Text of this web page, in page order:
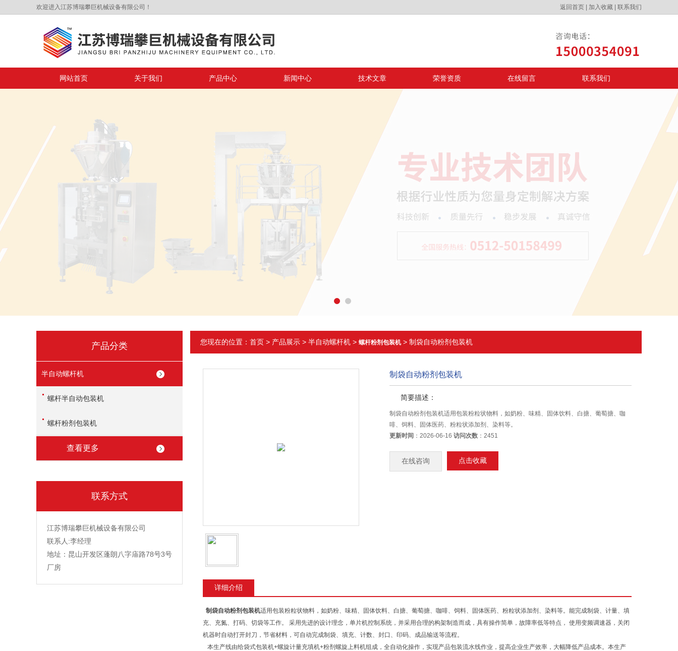
欢迎进入江苏博瑞攀巨机械设备有限公司！ 返回首页 加入收藏 联系我们
网站首页 关于我们 产品中心 新闻中心 技术文章 荣誉资质 在线留言 联系我们
产品分类
半自动螺杆机
螺杆半自动包装机
螺杆粉剂包装机
查看更多
联系方式
江苏博瑞攀巨机械设备有限公司
联系人:李经理
地址：昆山开发区蓬朗八字庙路78号3号
厂房
您现在的位置： 首页 > 产品展示 > 半自动螺杆机 > 螺杆粉剂包装机> 制袋自动粉剂包装机
制袋自动粉剂包装机
简要描述：
制袋自动粉剂包装机适用包装粉粒状物料，如奶粉、味精、固体饮料、白搪、葡萄搪、咖
啡、饲料、固体医药、粉粒状添加剂、染料等。
更新时间 ：2026-06-16 访问次数 ：2451
在线咨询 点击收藏
详细介绍
制袋自动粉剂包装机适用包装粉粒状物料，如奶粉、味精、固体饮料、白搪、葡萄搪、咖啡、饲料、固体医药、粉粒状添加剂、染料等。能完成制袋、计量、填
充、充氮、打码、切袋等工作。 采用先进的设计理念，单片机控制系统，并采用合理的构架制造而成，具有操作简单，故障率低等特点， 使用变频调速器，关闭
机器时自动打开封刀，节省材料，可自动完成制袋、填充、计数、封口、印码、成品输送等流程。
本生产线由给袋式包装机+螺旋计量充填机+粉剂螺旋上料机组成，全自动化操作，实现产品包装流水线作业，提高企业生产效率，大幅降低产品成本。本生产